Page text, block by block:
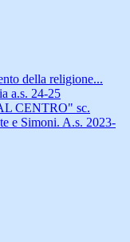
della religione...
a.s. 24-25
CENTRO" sc.
e Simoni. A.s. 2023-